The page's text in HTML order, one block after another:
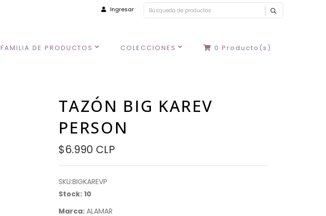
Ingresar
FAMILIA DE PRODUCTOS COLECCIONES 0 Producto(s)
TAZÓN BIG KAREV
PERSON
$6.990 CLP
SKU:BIGKAREVP
Stock: 10
Marca:ALAMAR